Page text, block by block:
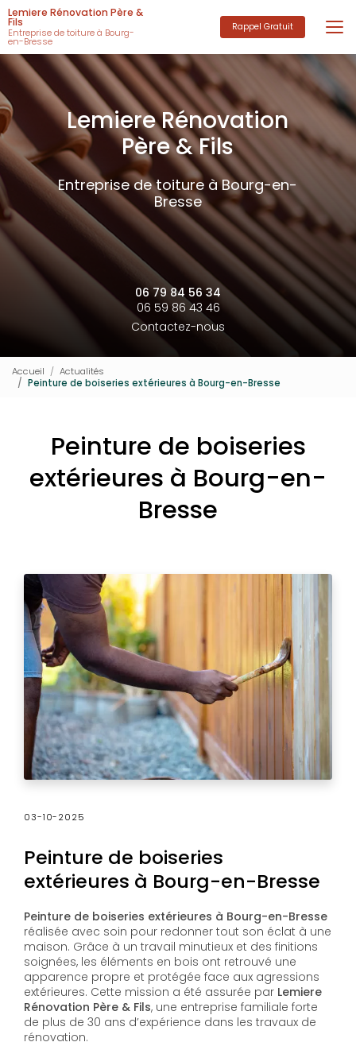
Aller
au
contenu
principal
Lemiere Rénovation Père &
Fils
Entreprise de toiture à Bourg-
en-Bresse
Rappel Gratuit
Lemiere Rénovation
Père & Fils
Entreprise de toiture à Bourg-en-
Bresse
06 79 84 56 34
06 59 86 43 46
Contactez-nous
Accueil
Actualités
Peinture de boiseries extérieures à Bourg-en-Bresse
Peinture de boiseries
extérieures à Bourg-en-
Bresse
03-10-2025
Peinture de boiseries
extérieures à Bourg-en-Bresse
Peinture de boiseries extérieures à Bourg-en-Bresse
réalisée avec soin pour redonner tout son éclat à une
maison. Grâce à un travail minutieux et des finitions
soignées, les éléments en bois ont retrouvé une
apparence propre et protégée face aux agressions
extérieures. Cette mission a été assurée par Lemiere
Rénovation Père & Fils, une entreprise familiale forte
de plus de 30 ans d’expérience dans les travaux de
rénovation.